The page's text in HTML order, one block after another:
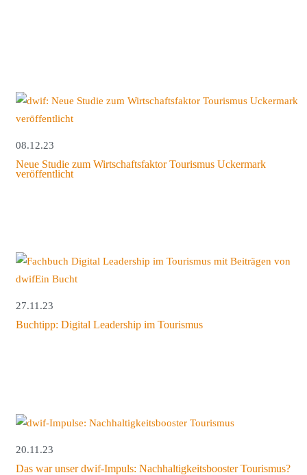
08.12.23
Neue Studie zum Wirtschaftsfaktor Tourismus Uckermark
veröffentlicht
27.11.23
Buchtipp: Digital Leadership im Tourismus
20.11.23
Das war unser dwif-Impuls: Nachhaltigkeitsbooster Tourismus?